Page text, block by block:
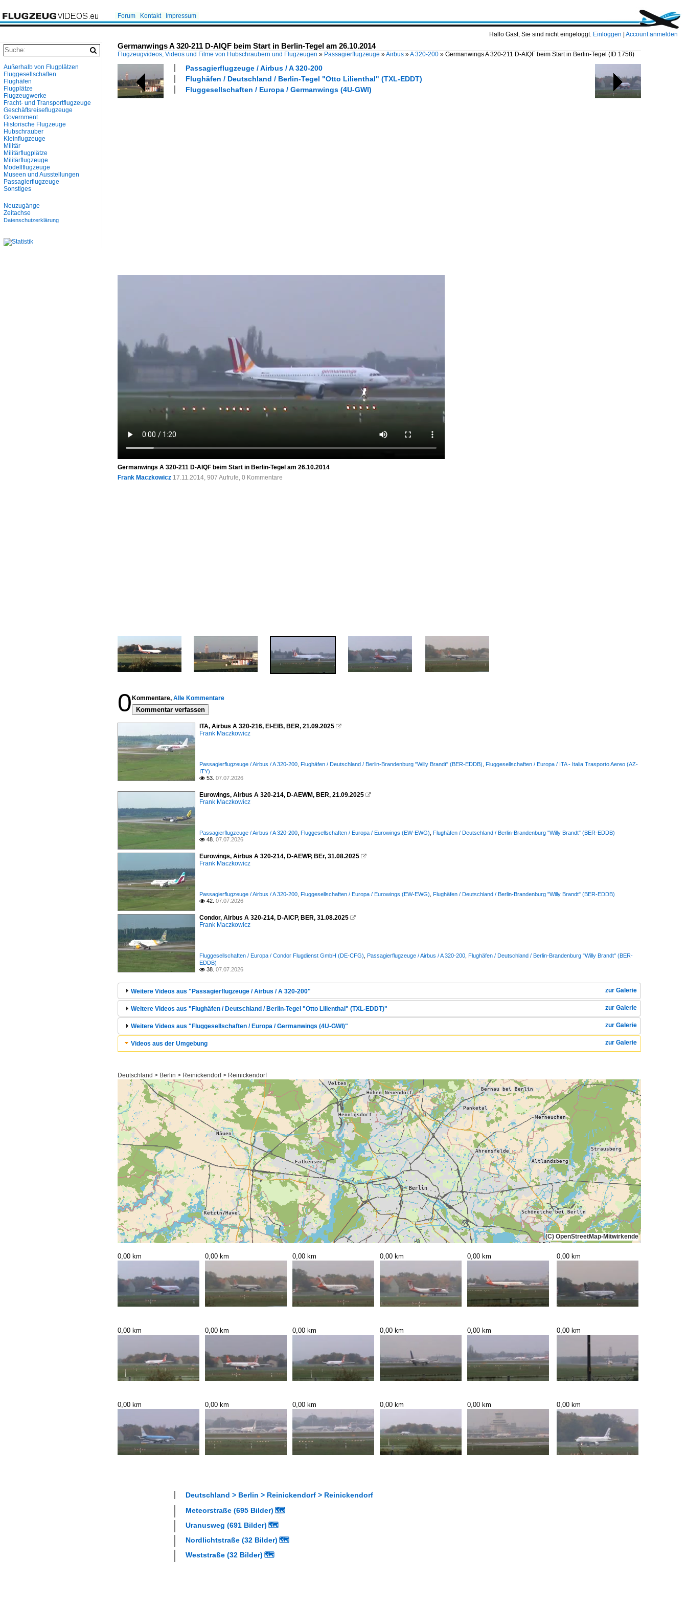
Hallo Gast, Sie sind nicht eingeloggt. Einloggen Account anmelden
Forum Kontakt Impressum
Germanwings A 320-211 D-AIQF beim Start in Berlin-Tegel am 26.10.2014
Flugzeugvideos, Videos und Filme von Hubschraubern und Flugzeugen » Passagierflugzeuge »Airbus »A 320-200 » Germanwings A 320-211 D-AIQF beim Start in Berlin-Tegel (ID 1758)
Passagierflugzeuge / Airbus / A 320-200
Flughäfen / Deutschland / Berlin-Tegel "Otto Lilienthal" (TXL-EDDT)
Fluggesellschaften / Europa / Germanwings (4U-GWI)
Germanwings A 320-211 D-AIQF beim Start in Berlin-Tegel am 26.10.2014
Frank Maczkowicz 17.11.2014, 907 Aufrufe, 0 Kommentare
0 Kommentare, Alle Kommentare
Kommentar verfassen
ITA, Airbus A 320-216, EI-EIB, BER, 21.09.2025 
Frank Maczkowicz
Passagierflugzeuge / Airbus / A 320-200 Flughäfen / Deutschland / Berlin-Brandenburg "Willy Brandt" (BER-EDDB) Fluggesellschaften / Europa / ITA - Italia Trasporto Aereo (AZ-
ITY)
 53. 07.07.2026
Eurowings, Airbus A 320-214, D-AEWM, BER, 21.09.2025 
Frank Maczkowicz
Passagierflugzeuge / Airbus / A 320-200 Fluggesellschaften / Europa / Eurowings (EW-EWG) Flughäfen / Deutschland / Berlin-Brandenburg "Willy Brandt" (BER-EDDB)
 48. 07.07.2026
Eurowings, Airbus A 320-214, D-AEWP, BEr, 31.08.2025 
Frank Maczkowicz
Passagierflugzeuge / Airbus / A 320-200 Fluggesellschaften / Europa / Eurowings (EW-EWG) Flughäfen / Deutschland / Berlin-Brandenburg "Willy Brandt" (BER-EDDB)
 42. 07.07.2026
Condor, Airbus A 320-214, D-AICP, BER, 31.08.2025 
Frank Maczkowicz
Fluggesellschaften / Europa / Condor Flugdienst GmbH (DE-CFG) Passagierflugzeuge / Airbus / A 320-200 Flughäfen / Deutschland / Berlin-Brandenburg "Willy Brandt" (BER-
EDDB)
 38. 07.07.2026
zur Galerie
Weitere Videos aus "Passagierflugzeuge / Airbus / A 320-200"
zur Galerie
Weitere Videos aus "Flughäfen / Deutschland / Berlin-Tegel "Otto Lilienthal" (TXL-EDDT)"
zur Galerie
Weitere Videos aus "Fluggesellschaften / Europa / Germanwings (4U-GWI)"
zur Galerie
Videos aus der Umgebung
Deutschland > Berlin > Reinickendorf > Reinickendorf
(C) OpenStreetMap-Mitwirkende
0,00 km 0,00 km 0,00 km 0,00 km 0,00 km 0,00 km
0,00 km 0,00 km 0,00 km 0,00 km 0,00 km 0,00 km
0,00 km 0,00 km 0,00 km 0,00 km 0,00 km 0,00 km
Deutschland > Berlin > Reinickendorf > Reinickendorf
Meteorstraße (695 Bilder) 🗺
Uranusweg (691 Bilder) 🗺
Nordlichtstraße (32 Bilder) 🗺
Weststraße (32 Bilder) 🗺
Außerhalb von Flugplätzen
Fluggesellschaften
Flughäfen
Flugplätze
Flugzeugwerke
Fracht- und Transportflugzeuge
Geschäftsreiseflugzeuge
Government
Historische Flugzeuge
Hubschrauber
Kleinflugzeuge
Militär
Militärflugplätze
Militärflugzeuge
Modellflugzeuge
Museen und Ausstellungen
Passagierflugzeuge
Sonstiges
Neuzugänge
Zeitachse
Datenschutzerklärung